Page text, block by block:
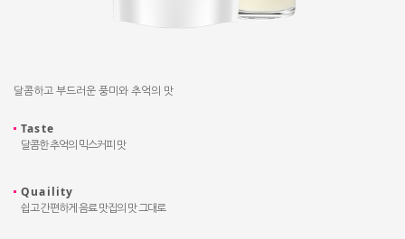
달콤하고 부드러운 풍미와 추억의 맛
Taste
달콤한 추억의 믹스커피 맛
Quaility
쉽고 간편하게 음료 맛집의 맛 그대로